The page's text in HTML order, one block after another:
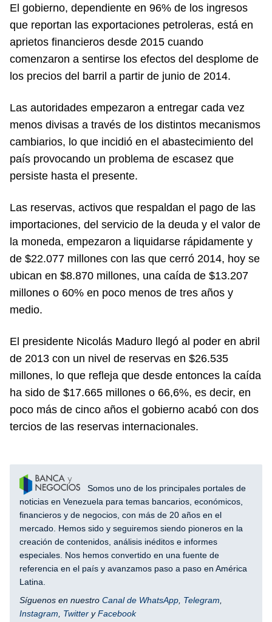
El gobierno, dependiente en 96% de los ingresos
que reportan las exportaciones petroleras, está en
aprietos financieros desde 2015 cuando
comenzaron a sentirse los efectos del desplome de
los precios del barril a partir de junio de 2014.
Las autoridades empezaron a entregar cada vez
menos divisas a través de los distintos mecanismos
cambiarios, lo que incidió en el abastecimiento del
país provocando un problema de escasez que
persiste hasta el presente.
Las reservas, activos que respaldan el pago de las
importaciones, del servicio de la deuda y el valor de
la moneda, empezaron a liquidarse rápidamente y
de $22.077 millones con las que cerró 2014, hoy se
ubican en $8.870 millones, una caída de $13.207
millones o 60% en poco menos de tres años y
medio.
El presidente Nicolás Maduro llegó al poder en abril
de 2013 con un nivel de reservas en $26.535
millones, lo que refleja que desde entonces la caída
ha sido de $17.665 millones o 66,6%, es decir, en
poco más de cinco años el gobierno acabó con dos
tercios de las reservas internacionales.
Somos uno de los principales portales de
noticias en Venezuela para temas bancarios, económicos,
financieros y de negocios, con más de 20 años en el
mercado. Hemos sido y seguiremos siendo pioneros en la
creación de contenidos, análisis inéditos e informes
especiales. Nos hemos convertido en una fuente de
referencia en el país y avanzamos paso a paso en América
Latina.
Síguenos en nuestro Canal de WhatsApp Telegram
Instagram
Twitter yFacebook